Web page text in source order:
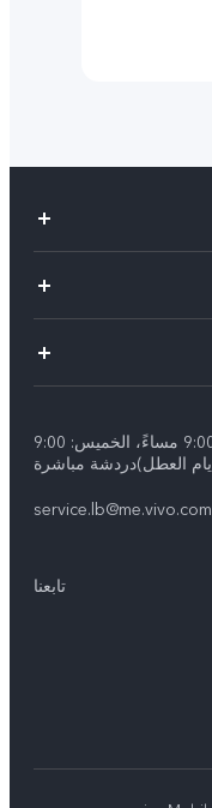
(السبت - الأربعاء : 9:00 صباحاً - 9:00 مساءً، الخميس: 9:00
service.lb@me.vivo.com
تابعنا